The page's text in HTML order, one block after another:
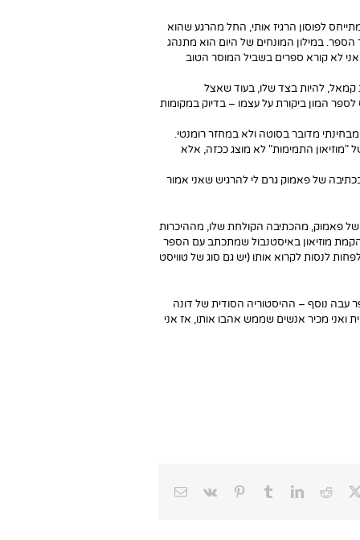
לפוסון הרגיז אותי, החל מהרגע שהוא
במילון המונחים של היום הוא מתנהג
באיסטנבול של שנות ה-70 ובאופן כללי אני לא קורא ספרים בשביל המוסר הטוב
קמאל, להיות בצד שלו, בעוד שאצל
המון ביקורת על עצמו – בדיוק במקומות
מדובר בסוטה ולא במחזר רומנטי.
התמימות" לא מוצג ככזה, אלא
של פאמוק גרם לי להרגיש שאני אמור
של פאמוק, מהכתיבה הקולחת שלו, מההיכרות
מוזיאון באיסטנבול שמתכתב עם הספר
לנסות לקרוא אותו (יש גם סוג של טוויסט
עבה נוסף – ההיסטוריה הסודית של דונה
מכיר אנשים שממש אהבו אותו, אז אני
X
Reddit
LinkedIn
Tumblr
Pinterest
Vk
Email